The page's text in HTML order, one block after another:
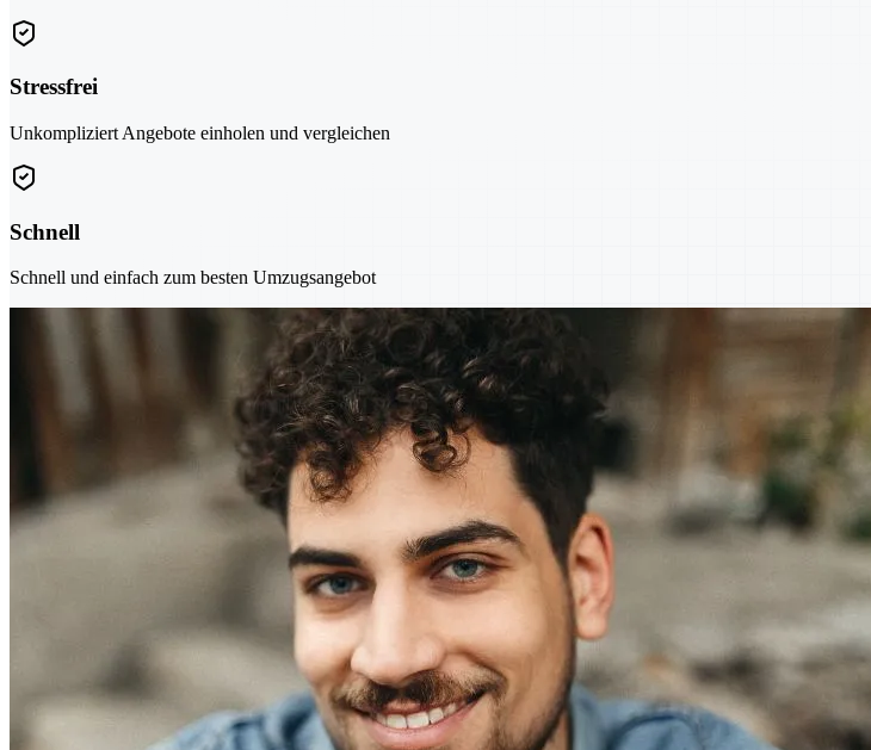
Stressfrei
Unkompliziert Angebote einholen und vergleichen
Schnell
Schnell und einfach zum besten Umzugsangebot